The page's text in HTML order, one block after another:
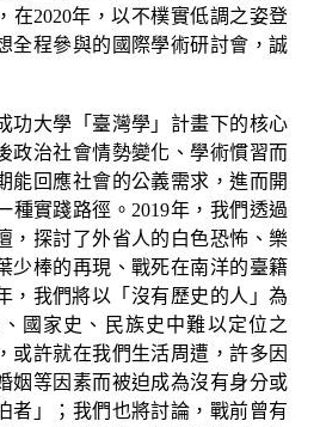
在2020年，以不樸實低調之姿登
全程參與的國際學術研討會，誠
功大學「臺灣學」計畫下的核心
政治社會情勢變化、學術慣習而
能回應社會的公義需求，進而開
種實踐路徑。2019年，我們透過
，探討了外省人的白色恐怖、樂
少棒的再現、戰死在南洋的臺籍
，我們將以「沒有歷史的人」為
國家史、民族史中難以定位之
或許就在我們生活周遭，許多因
姻等因素而被迫成為沒有身分或
者」；我們也將討論，戰前曾有